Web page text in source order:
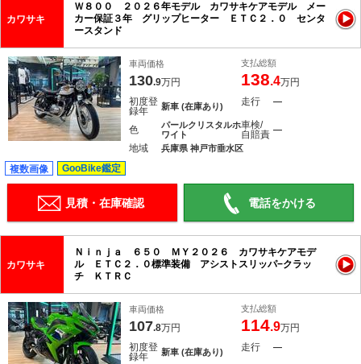
カワサキ
Ｗ８００ ２０２６年モデル カワサキケアモデル メー
カー保証３年 グリップヒーター ＥＴＣ２．０ センタ
ースタンド
車両価格
130.9万円
支払総額
138.4万円
初度登
録年
新車 (在庫あり) 走行 ―
色
パールクリスタルホ
ワイト
車検/
自賠責 ―
地域 兵庫県 神戸市垂水区
複数画像 GooBike鑑定
見積・在庫確認 電話をかける
カワサキ
Ｎｉｎｊａ ６５０ ＭＹ２０２６ カワサキケアモデ
ル ＥＴＣ２．０標準装備 アシストスリッパ−クラッ
チ ＫＴＲＣ
車両価格
107.8万円
支払総額
114.9万円
初度登
録年
新車 (在庫あり) 走行 ―